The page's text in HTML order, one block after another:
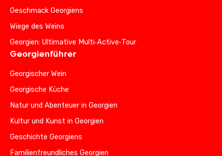
Geschmack Georgiens
Wiege des Weins
Georgien: Ultimative Multi‑Active‑Tour
Georgienführer
Georgischer Wein
Georgische Küche
Natur und Abenteuer in Georgien
Kultur und Kunst in Georgien
Geschichte Georgiens
Familienfreundliches Georgien